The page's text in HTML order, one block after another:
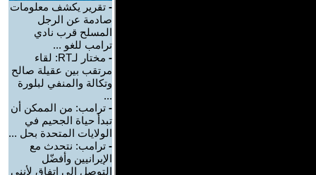
- تقرير يكشف معلومات
صادمة عن الرجل
المسلح قرب نادي
ترامب للغو ...
-
مختار لـRT: لقاء
مرتقب بين عقيلة صالح
وتكالة والمنفي لبلورة
...
- ترامب: من الممكن أن
تبدأ حياة الجحيم في
الولايات المتحدة بحل ...
- ترامب: نتحدث مع
الإيرانيين وأفضّل
التوصل إلى اتفاق لأنني